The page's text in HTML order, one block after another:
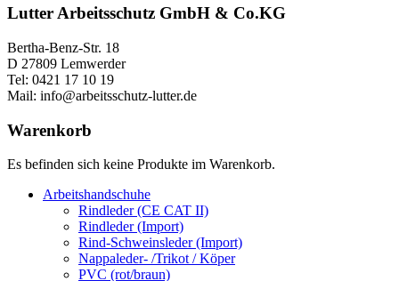
Lutter Arbeitsschutz GmbH & Co.KG
Bertha-Benz-Str. 18
D 27809 Lemwerder
Tel: 0421 17 10 19
Mail: info@arbeitsschutz-lutter.de
Warenkorb
Es befinden sich keine Produkte im Warenkorb.
Arbeitshandschuhe
Rindleder (CE CAT II)
Rindleder (Import)
Rind-Schweinsleder (Import)
Nappaleder- /Trikot / Köper
PVC (rot/braun)